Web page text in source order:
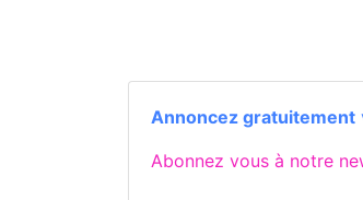
Annoncez gratuitement
Abonnez vous à notre